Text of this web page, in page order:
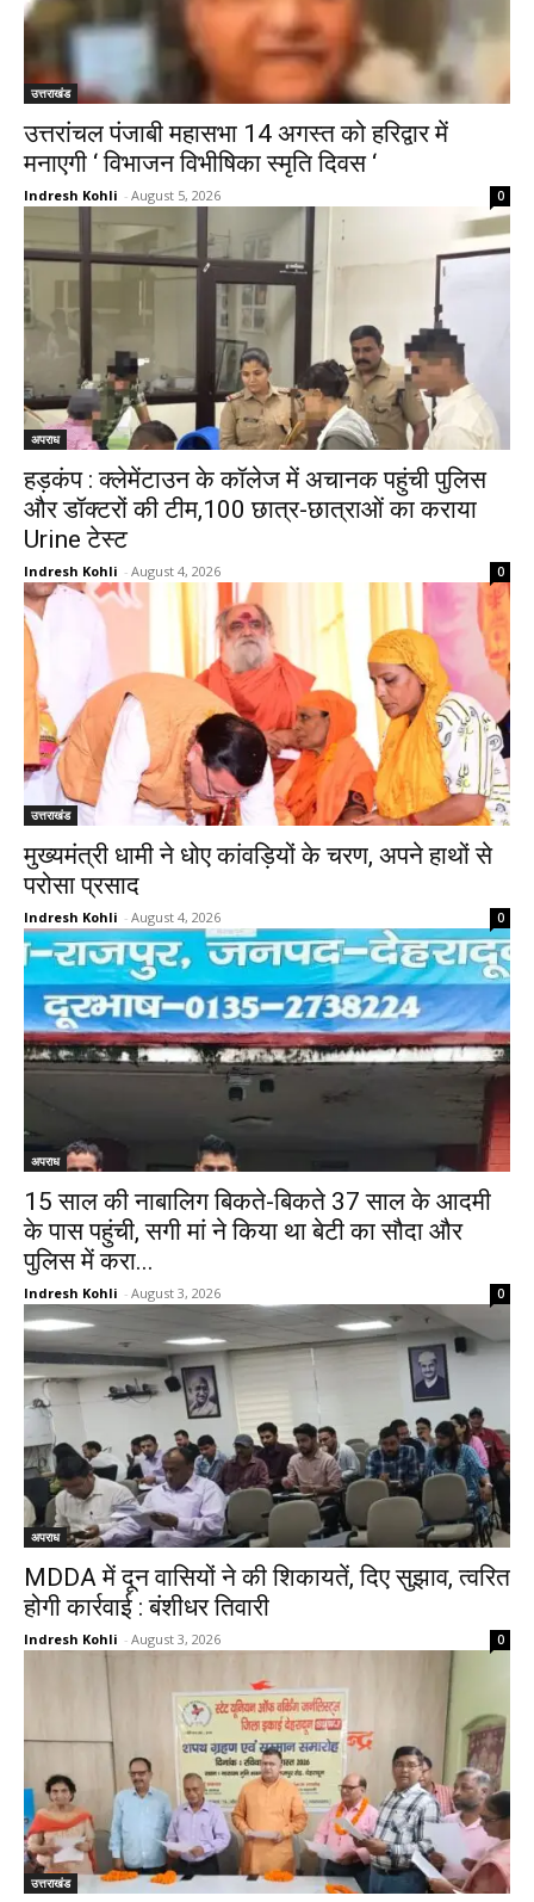
उत्तराखंड
उत्तरांचल पंजाबी महासभा 14 अगस्त को हरिद्वार में
मनाएगी ‘ विभाजन विभीषिका स्मृति दिवस ‘
Indresh Kohli - August 5, 2026 0
अपराध
हड़कंप : क्लेमेंटाउन के कॉलेज में अचानक पहुंची पुलिस
और डॉक्टरों की टीम,100 छात्र-छात्राओं का कराया
Urine टेस्ट
Indresh Kohli - August 4, 2026 0
उत्तराखंड
मुख्यमंत्री धामी ने धोए कांवड़ियों के चरण, अपने हाथों से
परोसा प्रसाद
Indresh Kohli - August 4, 2026 0
अपराध
15 साल की नाबालिग बिकते-बिकते 37 साल के आदमी
के पास पहुंची, सगी मां ने किया था बेटी का सौदा और
पुलिस में करा...
Indresh Kohli - August 3, 2026 0
अपराध
MDDA में दून वासियों ने की शिकायतें, दिए सुझाव, त्वरित
होगी कार्रवाई : बंशीधर तिवारी
Indresh Kohli - August 3, 2026 0
उत्तराखंड